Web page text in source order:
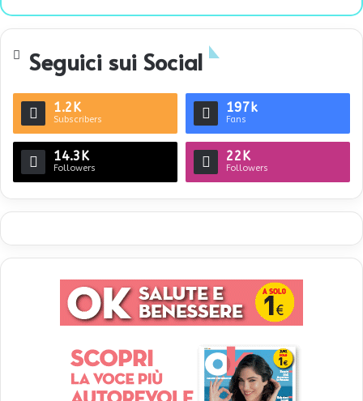
te
Seguici sui Social
1.2K
Subscribers
197k
Fans
14.3K
Followers
22K
Followers